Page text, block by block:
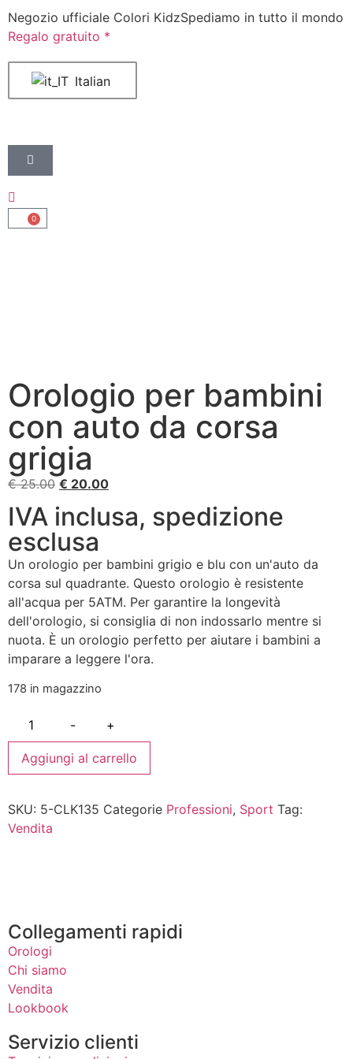
Negozio ufficiale Colori KidzSpediamo in tutto il mondo
Regalo gratuito *
Italian
0
Orologio per bambini
con auto da corsa
grigia
€25.00 € 20.00
IVA inclusa, spedizione
esclusa
Un orologio per bambini grigio e blu con un'auto da
corsa sul quadrante. Questo orologio è resistente
all'acqua per 5ATM. Per garantire la longevità
dell'orologio, si consiglia di non indossarlo mentre si
nuota. È un orologio perfetto per aiutare i bambini a
imparare a leggere l'ora.
178 in magazzino
- +
Aggiungi al carrello
SKU: 5-CLK135 Categorie Professioni, Sport Tag:
Vendita
Collegamenti rapidi
Orologi
Chi siamo
Vendita
Lookbook
Servizio clienti